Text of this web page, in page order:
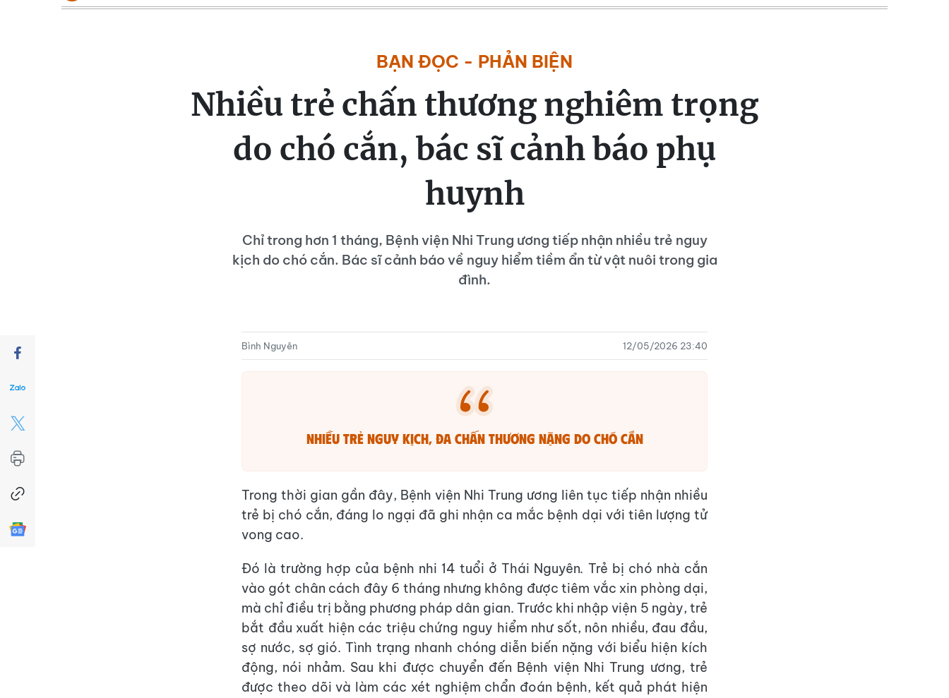
BẠN ĐỌC - PHẢN BIỆN
Nhiều trẻ chấn thương nghiêm trọng
do chó cắn, bác sĩ cảnh báo phụ
huynh
Chỉ trong hơn 1 tháng, Bệnh viện Nhi Trung ương tiếp nhận nhiều trẻ nguy
kịch do chó cắn. Bác sĩ cảnh báo về nguy hiểm tiềm ẩn từ vật nuôi trong gia
đình.
Bình Nguyên 12/05/2026 23:40
Nhiều trẻ nguy kịch, đa chấn thương nặng do chó cắn
Trong thời gian gần đây, Bệnh viện Nhi Trung ương liên tục tiếp nhận nhiều
trẻ bị chó cắn, đáng lo ngại đã ghi nhận ca mắc bệnh dại với tiên lượng tử
vong cao.
Đó là trường hợp của bệnh nhi 14 tuổi ở Thái Nguyên. Trẻ bị chó nhà cắn
vào gót chân cách đây 6 tháng nhưng không được tiêm vắc xin phòng dại,
mà chỉ điều trị bằng phương pháp dân gian. Trước khi nhập viện 5 ngày, trẻ
bắt đầu xuất hiện các triệu chứng nguy hiểm như sốt, nôn nhiều, đau đầu,
sợ nước, sợ gió. Tình trạng nhanh chóng diễn biến nặng với biểu hiện kích
động, nói nhảm. Sau khi được chuyển đến Bệnh viện Nhi Trung ương, trẻ
được theo dõi và làm các xét nghiệm chẩn đoán bệnh, kết quả phát hiện